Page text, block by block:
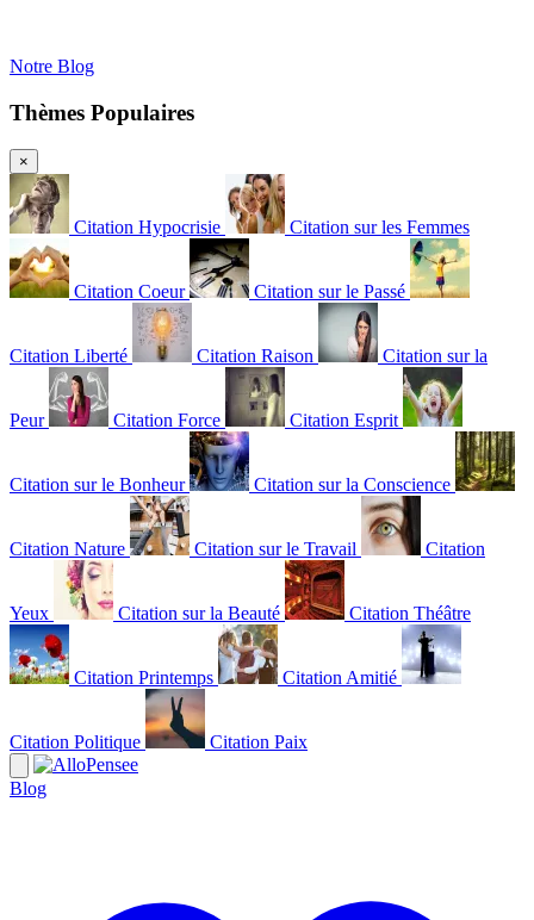
Notre Blog
Thèmes Populaires
×
Citation Hypocrisie Citation sur les Femmes
Citation Coeur Citation sur le Passé
Citation Liberté Citation Raison Citation sur la
Peur Citation Force Citation Esprit
Citation sur le Bonheur Citation sur la Conscience
Citation Nature Citation sur le Travail Citation
Yeux Citation sur la Beauté Citation Théâtre
Citation Printemps Citation Amitié
Citation Politique Citation Paix
Blog